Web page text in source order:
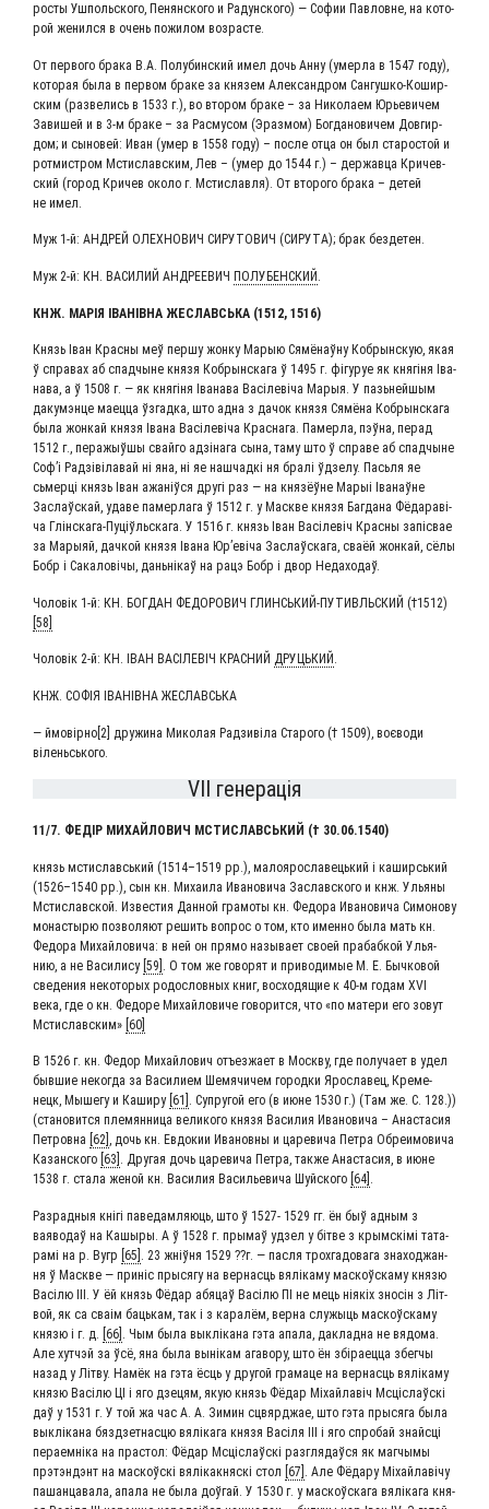
ро­сты Ушполь­ско­го, Пенян­ско­го и Радун­ско­го) — Софии Пав­ловне, на кото­
рой женил­ся в очень пожи­лом возрасте.
От пер­во­го бра­ка В.А. Полу­бин­ский имел дочь Анну (умер­ла в 1547 году),
кото­рая была в пер­вом бра­ке за кня­зем Алек­сан­дром Сан­гуш­ко-Кошир­
ским (раз­ве­лись в 1533 г.), во вто­ром бра­ке – за Нико­ла­ем Юрье­ви­чем
Зави­шей и в 3‑м бра­ке – за Расму­сом (Эраз­мом) Бог­да­но­ви­чем Дов­гир­
дом; и сыно­вей: Иван (умер в 1558 году) – после отца он был ста­ро­стой и
рот­мист­ром Мсти­слав­ским, Лев – (умер до 1544 г.) – дер­жав­ца Кри­чев­
ский (город Кри­чев око­ло г. Мсти­слав­ля). От вто­ро­го бра­ка – детей
не имел.
Муж 1‑й: АНДРЕЙ ОЛЕХ­НО­ВИЧ СИРУ­ТО­ВИЧ (СИРУ­ТА); брак бездетен.
Муж 2‑й: КН. ВАСИ­ЛИЙ АНДРЕ­ЕВИЧ ПОЛУБЕНСКИЙ .
КНЖ. МАРІЯ ІВАНІВ­НА ЖЕСЛАВСЬ­КА (1512, 1516)
Князь Іван Крас­ны меў пер­шу жон­ку Марыю Сямё­наў­ну Коб­рын­скую, якая
ў спра­вах аб спад­чыне кня­зя Коб­рын­ска­га ў 1495 г. фігу­руе як кня­гі­ня Іва­
на­ва, а ў 1508 г. — як кня­гі­ня Іва­на­ва Васілеві­ча Марыя. У пазь­ней­шым
дакум­эн­це маец­ца ўзгад­ка, што адна з дачок кня­зя Сямё­на Коб­рын­ска­га
была жон­кай кня­зя Іва­на Васілеві­ча Крас­на­га. Памер­ла, пэў­на, перад
1512 г., пера­жы­ў­шы свай­го адзі­на­га сына, таму што ў спра­ве аб спад­чыне
Соф’і Рад­зівіла­вай ні яна, ні яе нашчад­кі ня бралі ўдзе­лу. Пась­ля яе
сьмер­ці князь Іван ажаніў­ся дру­гі раз — на кня­зёўне Марыі Іва­наўне
Заслаўс­кай, уда­ве памер­ла­га ў 1512 г. у Мас­кве кня­зя Баг­да­на Фёда­раві­
ча Глін­ска­га-Пуціўль­ска­га. У 1516 г. князь Іван Васілевіч Крас­ны запі­свае
за Мары­яй, дач­кой кня­зя Іва­на Юр’евіча Заслаўска­га, сва­ёй жон­кай, сёлы
Бобр i Сака­ло­вічы, дань­нікаў на рацэ Бобр i двор Недаходаў.
Чоло­вік 1‑й: КН. БОГ­ДАН ФЕДО­РО­ВИЧ ГЛИНСЬ­КИЙ-ПУТИВЛЬ­СКИЙ (†1512)
[58]
Чоло­вік 2‑й: КН. ІВАН ВАСІЛЕВІЧ КРАС­НИЙ ДРУЦЬКИЙ .
КНЖ. СОФІЯ ІВАНІВ­НА ЖЕСЛАВСЬКА
— ймовірно[2] дру­жи­на Мико­лая Рад­зиві­ла Ста­ро­го († 1509), воє­во­ди
віленьського.
VII генерація
11/7. ФЕДІР МИХАЙ­ЛО­ВИЧ МСТИ­СЛАВСЬ­КИЙ († 30.06.1540)
князь мсти­славсь­кий (1514–1519 рр.), мало­я­ро­сла­ве­ць­кий і каширсь­кий
(1526–1540 рр.), сын кн. Миха­и­ла Ива­но­ви­ча Заслав­ско­го и кнж. Улья­ны
Мсти­слав­ской. Изве­стия Дан­ной гра­мо­ты кн. Федо­ра Ива­но­ви­ча Симо­но­ву
мона­сты­рю поз­во­ля­ют решить вопрос о том, кто имен­но была мать кн.
Федо­ра Михай­ло­ви­ча: в ней он пря­мо назы­ва­ет сво­ей пра­баб­кой Улья­
нию, а не Васи­ли­су [59]
. О том же гово­рят и при­во­ди­мые М. Е. Быч­ко­вой
све­де­ния неко­то­рых родо­слов­ных книг, вос­хо­дя­щие к 40‑м годам XVI
века, где о кн. Федо­ре Михай­ло­ви­че гово­рит­ся, что «по мате­ри его зовут
Мсти­слав­ским» [60]
В 1526 г. кн. Фе­дор Михай­ло­вич отъ­ез­жа­ет в Моск­ву, где полу­ча­ет в удел
быв­шие неко­гда за Васи­ли­ем Шемя­чи­чем город­ки Яро­сла­вец, Кре­ме­
нецк, Мыше­гу и Каши­ру [61] . Супру­гой его (в июне 1530 г.) (Там же. С. 128.))
(ста­но­вит­ся пле­мянница вели­ко­го кня­зя Васи­лия Ива­но­ви­ча – Ана­ста­сия
Петров­на [62] , дочь кн. Евдо­кии Ива­нов­ны и царе­ви­ча Пет­ра Обре­имо­ви­ча
Казан­ско­го [63] . Дру­гая дочь царе­ви­ча Пет­ра, так­же Ана­ста­сия, в июне
1538 г. ста­ла женой кн. Васи­лия Васи­лье­ви­ча Шуй­ско­го [64] .
Раз­рад­ныя кні­гі паве­дам­ля­ю­ць, што ў 1527- 1529 гг. ён быў адным з
ваяво­даў на Кашы­ры. А ў 1528 г. пры­маў удзел у бітве з крым­скі­мі тата­
ра­мі на р. Вугр [65] . 23 жніў­ня 1529 ??г. — пас­ля трох­га­до­ва­га зна­ход­жан­
ня ў Мас­кве — при­ніс пры­ся­гу на вер­на­сць вялі­ка­му мас­коўс­ка­му кня­зю
Васі­лю ІІІ. У ёй князь Фёдар абя­цаў Васі­лю ПІ не мець нія­кіх зносін з Літ­
вой, як са сваім баць­кам, так і з кара­лём, вер­на слу­жы­ць мас­коўс­ка­му
кня­зю і г. д. [66] . Чым была выклі­ка­на гэта апа­ла, даклад­на не вядо­ма.
Але хут­ч­эй за ўсё, яна была выні­кам ага­во­ру, што ён збіра­ец­ца збег­чы
назад у Літву. Намёк на гэта ёсць у дру­гой гра­ма­це на вер­на­сць вялі­ка­му
кня­зю Васі­лю ЦІ і яго дзе­цям, якую князь Фёдар Міхай­лавіч Мсціслаўскі
даў у 1531 г. У той жа час А. А. Зимин сцвяр­джае, што гэта пры­ся­га была
выклі­ка­на бязд­зет­на­сцю вяліка­га кня­зя Васі­ля III і яго спро­бай знай­с­ці
пера­ем­ніка на прас­тол: Фёдар Мсціслаўскі раз­гля­даў­ся як маг­чы­мы
прэт­эн­д­энт на мас­коўскі вялікак­няс­кі стол [67] . Але Фёда­ру Міхай­лаві­чу
пашан­ца­ва­ла, апа­ла не была доў­гай. У 1530 г. у мас­коўска­га вяліка­га кня­